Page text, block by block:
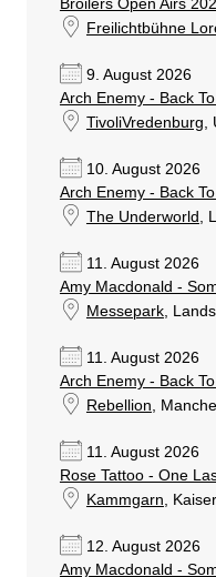
Broilers Open Airs
Freilichtbühne
9. August 2026
Arch Enemy - Back
TivoliVredenburg
10. August 2026
Arch Enemy - Back
The Underworld
,
11. August 2026
Amy Macdonald -
Messepark,
11. August 2026
Arch Enemy - Back
Rebellion ,
11. August 2026
Rose Tattoo - One
Kammgarn ,
12. August 2026
Amy Macdonald -